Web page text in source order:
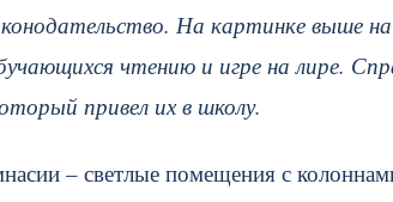
На картинке выше
чтению и игре на лире.
привел их в школу.
– светлые помещения с